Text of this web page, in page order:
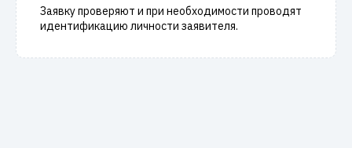
Заявку проверяют и при необходимости проводят
идентификацию личности заявителя.